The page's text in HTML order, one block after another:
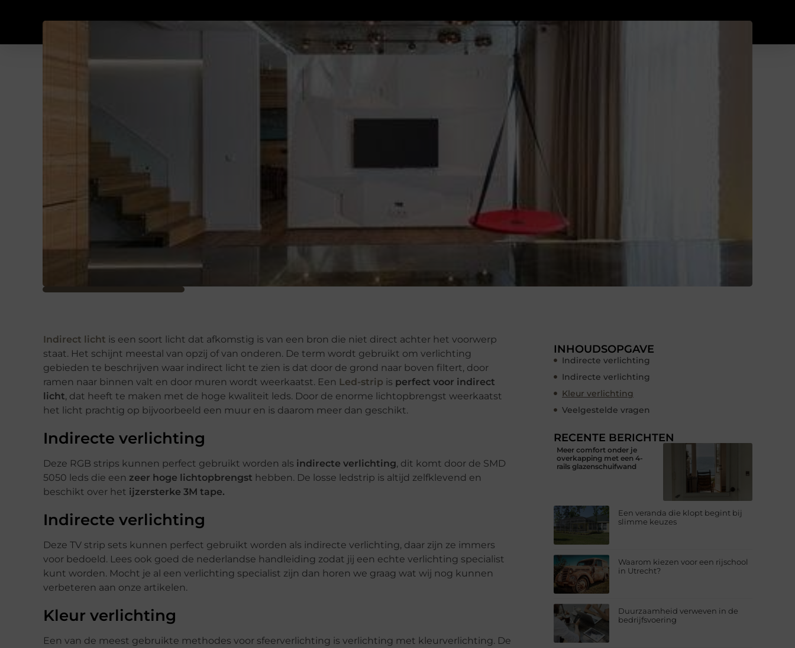
Indirect licht is een soort licht dat afkomstig is van een bron die niet direct achter het voorwerp
staat. Het schijnt meestal van opzij of van onderen. De term wordt gebruikt om verlichting
gebieden te beschrijven waar indirect licht te zien is dat door de grond naar boven filtert, door
ramen naar binnen valt en door muren wordt weerkaatst. Een Led-strip is perfect voor indirect
licht, dat heeft te maken met de hoge kwaliteit leds. Door de enorme lichtopbrengst weerkaatst
het licht prachtig op bijvoorbeeld een muur en is daarom meer dan geschikt.
Indirecte verlichting
Deze RGB strips kunnen perfect gebruikt worden als indirecte verlichting, dit komt door de SMD
5050 leds die een zeer hoge lichtopbrengst hebben. De losse ledstrip is altijd zelfklevend en
beschikt over het ijzersterke 3M tape.
Indirecte verlichting
Deze TV strip sets kunnen perfect gebruikt worden als indirecte verlichting, daar zijn ze immers
voor bedoeld. Lees ook goed de nederlandse handleiding zodat jij een echte verlichting specialist
kunt worden. Mocht je al een verlichting specialist zijn dan horen we graag wat wij nog kunnen
verbeteren aan onze artikelen.
Kleur verlichting
Een van de meest gebruikte methodes voor sfeerverlichting is verlichting met kleurverlichting. De
INHOUDSOPGAVE
Indirecte verlichting
Indirecte verlichting
Kleur verlichting
Veelgestelde vragen
RECENTE BERICHTEN
Meer comfort onder je
overkapping met een 4-
rails glazenschuifwand
Een veranda die klopt begint bij
slimme keuzes
Waarom kiezen voor een rijschool
in Utrecht?
Duurzaamheid verweven in de
bedrijfsvoering